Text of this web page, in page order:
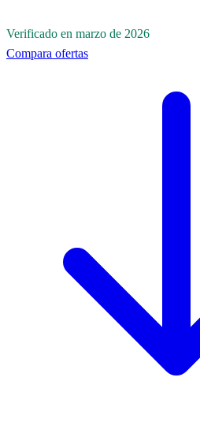
Verificado en marzo de 2026
Compara ofertas